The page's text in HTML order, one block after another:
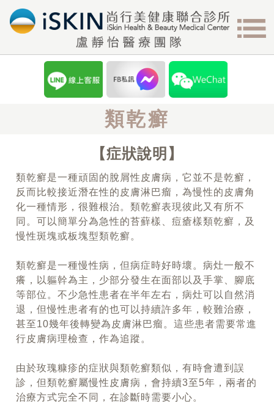
類乾癬
症狀說明
類乾癬是一種頑固的脫屑性皮膚病，它並不是乾癬，
反而比較接近潛在性的皮膚淋巴瘤，為慢性的皮膚角
化一種情形，很難根治。類乾癬表現彼此又有所不
同。可以簡單分為急性的苔蘚樣、痘瘡樣類乾癬，及
慢性斑塊或板塊型類乾癬。
類乾癬是一種慢性病，但病症時好時壞。病灶一般不
癢，以軀幹為主，少部分發生在面部以及手掌、腳底
等部位。不少急性患者在半年左右，病灶可以自然消
退，但慢性患者有的也可以持續許多年，較難治療，
甚至10幾年後轉變為皮膚淋巴瘤。這些患者需要常進
行皮膚病理檢查，作為追蹤。
由於玫瑰糠疹的症狀與類乾癬類似，有時會遭到誤
診，但類乾癬屬慢性皮膚病，會持續3至5年，兩者的
治療方式完全不同，在診斷時需要小心。